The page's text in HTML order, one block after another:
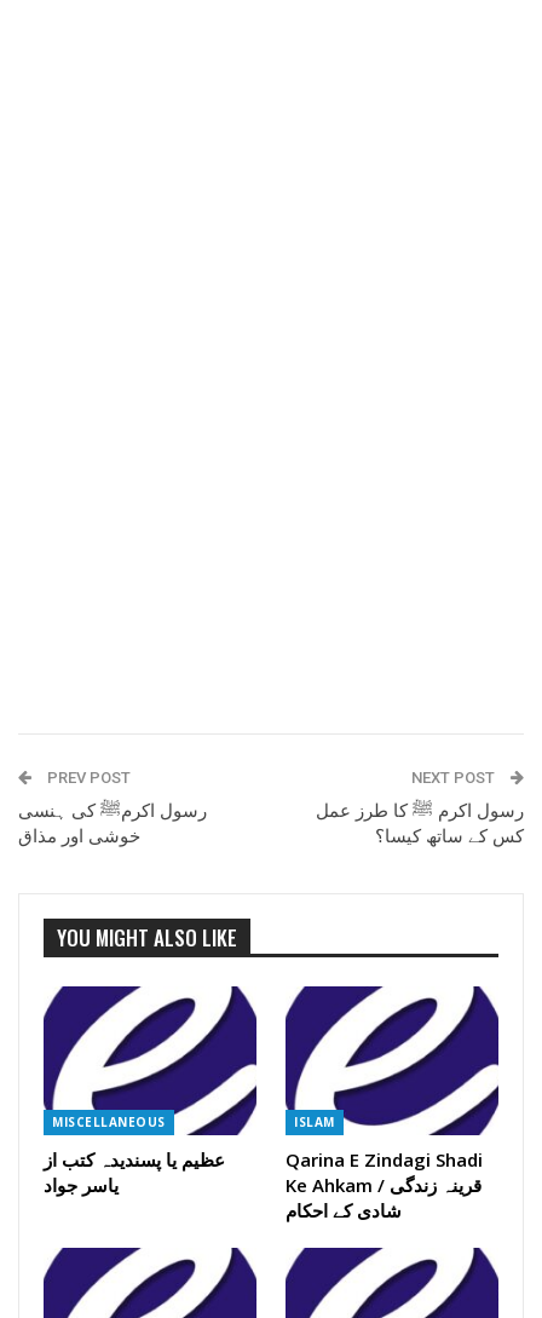
PREV POST
رسول اکرمﷺ کی ہنسی
خوشی اور مذاق
NEXT POST
رسول اکرم ﷺ کا طرز عمل
کس کے ساتھ کیسا؟
YOU MIGHT ALSO LIKE
MISCELLANEOUS
عظیم یا پسندیدہ کتب از
یاسر جواد
ISLAM
Qarina E Zindagi Shadi
Ke Ahkam / قرینہ زندگی
شادی کے احکام